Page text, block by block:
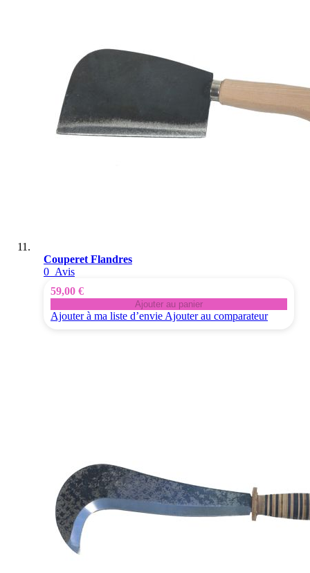
Couperet Flandres
0 Avis
59,00 €
Ajouter au panier
Ajouter à ma liste d’envie Ajouter au comparateur